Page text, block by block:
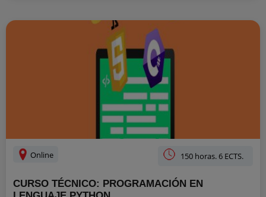
Online 150 horas. 6 ECTS.
CURSO TÉCNICO: PROGRAMACIÓN EN